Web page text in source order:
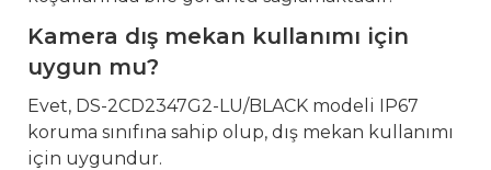
Kamera dış mekan kullanımı için
uygun mu?
Evet, DS-2CD2347G2-LU/BLACK modeli IP67
koruma sınıfına sahip olup, dış mekan kullanımı
için uygundur.